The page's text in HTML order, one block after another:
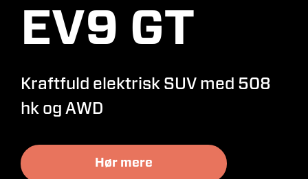
EV9 GT
Kraftfuld elektrisk SUV med 508
hk og AWD
Hør mere